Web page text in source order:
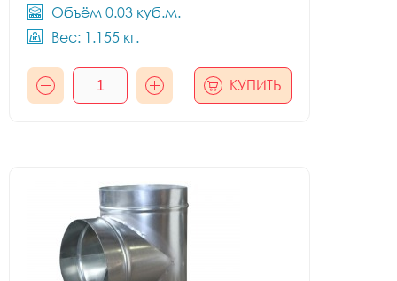
Объём 0.03 куб.м.
Вес: 1.155 кг.
КУПИТЬ